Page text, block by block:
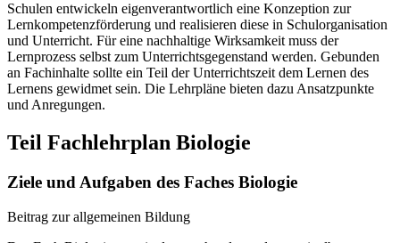
Schulen entwickeln eigenverantwortlich eine Konzeption zur
Lernkompetenzförderung und realisieren diese in Schulorganisation
und Unterricht. Für eine nachhaltige Wirksamkeit muss der
Lernprozess selbst zum Unterrichtsgegenstand werden. Gebunden
an Fachinhalte sollte ein Teil der Unterrichtszeit dem Lernen des
Lernens gewidmet sein. Die Lehrpläne bieten dazu Ansatzpunkte
und Anregungen.
Teil Fachlehrplan Biologie
Ziele und Aufgaben des Faches Biologie
Beitrag zur allgemeinen Bildung